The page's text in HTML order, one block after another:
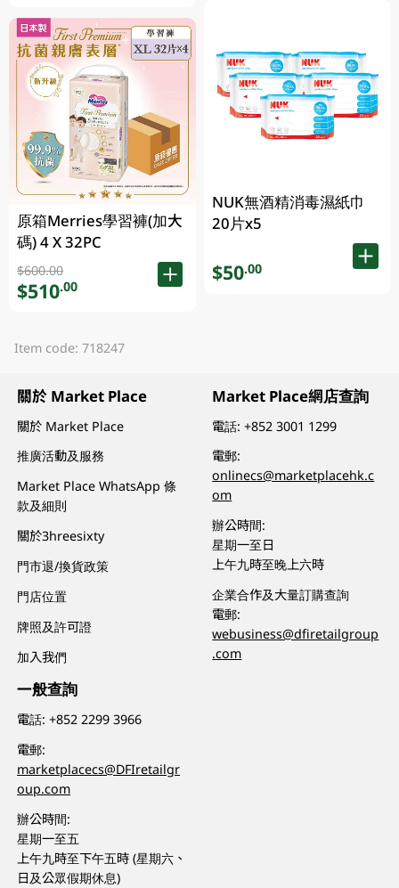
原箱Merries學習褲(加大
碼) 4 X 32PC
$600.00
$510.00
NUK無酒精消毒濕紙巾
20片x5
$50.00
Item code: 718247
關於 Market Place
關於 Market Place
推廣活動及服務
Market Place WhatsApp 條
款及細則
關於3hreesixty
門市退/換貨政策
門店位置
牌照及許可證
加入我們
一般查詢
電話:+852 2299 3966
電郵:
marketplacecs@DFIretailgr
oup.com
辦公時間:
星期一至五
上午九時至下午五時 (星期六、
日及公眾假期休息)
Market Place網店查詢
電話:+852 3001 1299
電郵:
onlinecs@marketplacehk.c
om
辦公時間:
星期一至日
上午九時至晚上六時
企業合作及大量訂購查詢
電郵:
webusiness@dfiretailgroup
.com